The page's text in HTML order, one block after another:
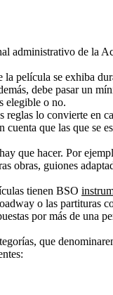
administrativo de la
película se exhiba
debe pasar un
elegible o no.
lo convierte en
cuenta que las que se
que hacer. Por
obras, guiones
tienen BSO
o las partituras
por más de una
que